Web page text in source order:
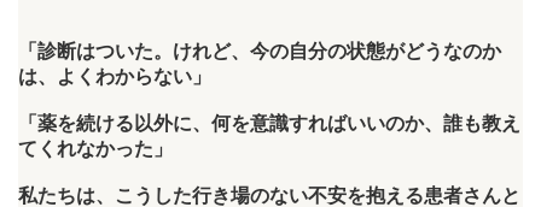
「診断はついた。けれど、今の自分の状態がどうなのか
は、よくわからない」
「薬を続ける以外に、何を意識すればいいのか、誰も教え
てくれなかった」
私たちは、こうした行き場のない不安を抱える患者さんと